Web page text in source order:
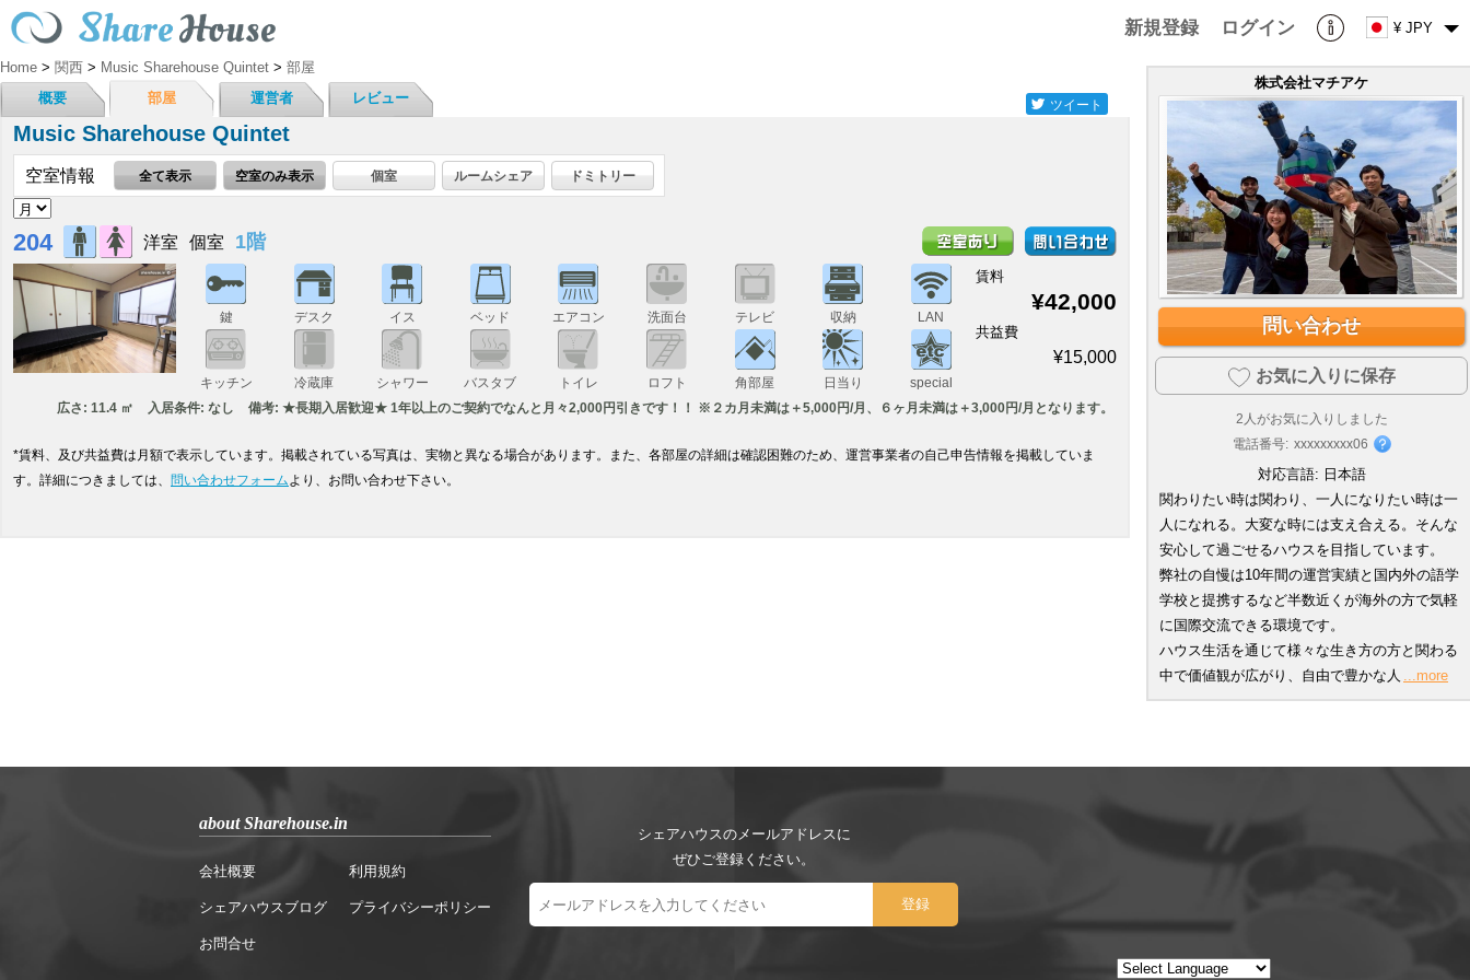
新規登録 ログイン ¥ JPY
Home > 関西 > Music Sharehouse Quintet > 部屋
概要
部屋 運営者 レビュー ツイート
Music Sharehouse Quintet
空室情報 全て表示 空室のみ表示 個室 ルームシェア ドミトリー
204 洋室 個室 1階
鍵 デスク イス ベッド エアコン 洗面台 テレビ 収納 LAN
キッチン 冷蔵庫 シャワー バスタブ トイレ ロフト 角部屋 日当り special
賃料
¥42,000
共益費
¥15,000
広さ: 11.4 ㎡ 入居条件: なし 備考: ★長期入居歓迎★ 1年以上のご契約でなんと月々2,000円引きです！！ ※２カ月未満は＋5,000円/月、６ヶ月未満は＋3,000円/月となります。
*賃料、及び共益費は月額で表示しています。掲載されている写真は、実物と異なる場合があります。また、各部屋の詳細は確認困難のため、運営事業者の自己申告情報を掲載していま
す。詳細につきましては、 問い合わせフォーム より、お問い合わせ下さい。
株式会社マチアケ
問い合わせ
お気に入りに保存
2 人がお気に入りしました
電話番号: xxxxxxxxx06
対応言語: 日本語
関わりたい時は関わり、一人になりたい時は一
人になれる。大変な時には支え合える。そんな
安心して過ごせるハウスを目指しています。
弊社の自慢は10年間の運営実績と国内外の語学
学校と提携するなど半数近くが海外の方で気軽
に国際交流できる環境です。
ハウス生活を通じて様々な生き方の方と関わる
中で価値観が広がり、自由で豊かな人 ...more
about Sharehouse.in
会社概要
シェアハウスブログ
お問合せ
利用規約
プライバシーポリシー
シェアハウスのメールアドレスに
ぜひご登録ください。